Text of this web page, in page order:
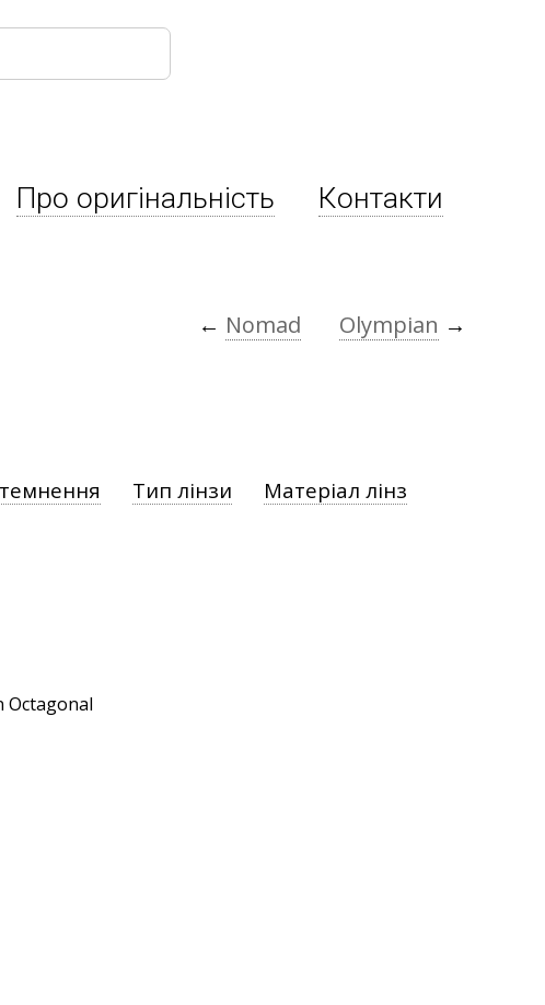
Про оригінальність
Контакти
← Nomad Olympian →
Тип лінзи
Матеріал лінз